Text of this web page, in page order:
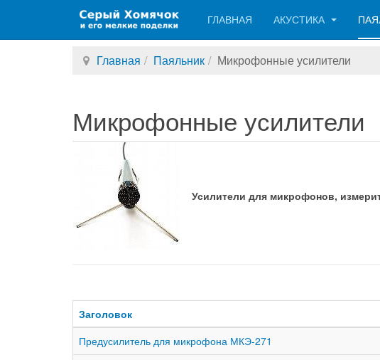
ГЛАВНАЯ АКУСТИКА
Главная Паяльник Микрофонные усилители
Микрофонные усилители
Усилители для микрофонов,
Заголовок
Предусилитель для микрофона МКЭ-271